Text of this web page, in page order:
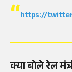
https://
क्या बोले रेल